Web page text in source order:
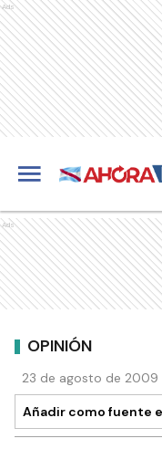
Ads
Ads
OPINIÓN
23 de agosto de 2009
Añadir como fuente